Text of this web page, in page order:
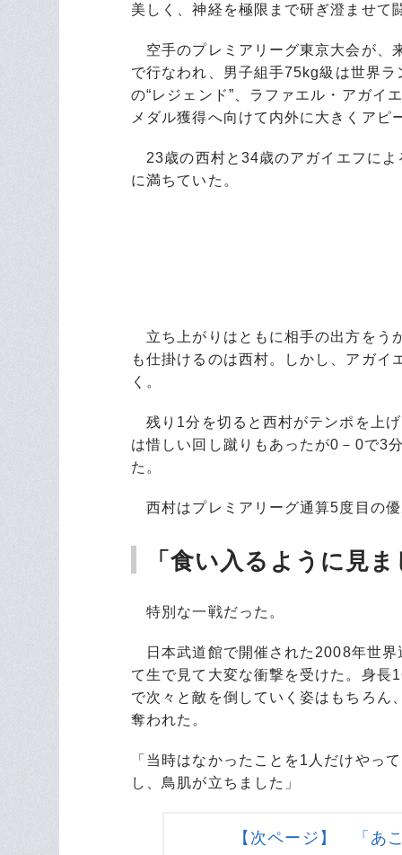
美しく、神経を極限まで研ぎ澄ませて
空手のプレミアリーグ東京大会が、
で行なわれ、男子組手75kg級は世界
の“レジェンド”、ラファエル・アガイ
メダル獲得へ向けて内外に大きくアピ
23歳の西村と34歳のアガイエフによ
に満ちていた。
立ち上がりはともに相手の出方をう
も仕掛けるのは西村。しかし、アガ
く。
残り1分を切ると西村がテンポを上
は惜しい回し蹴りもあったが0－0で3
た。
西村はプレミアリーグ通算5度目の
「食い入るように見
特別な一戦だった。
日本武道館で開催された2008年世界
て生で見て大変な衝撃を受けた。身
で次々と敵を倒していく姿はもちろん
奪われた。
「当時はなかったことを1人だけやっ
し、鳥肌が立ちました」
【次ページ】 「あ